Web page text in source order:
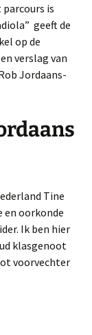
is
geeft de
op de
verslag van
Jordaans-
Tine
en oorkonde
Ik ben hier
klasgenoot
voorvechter